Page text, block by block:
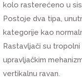
kolo rasterećeno u
Postoje dva tipa,
kategorije kao
Rastavljači su
upravljačkim
vertikalnu ravan.